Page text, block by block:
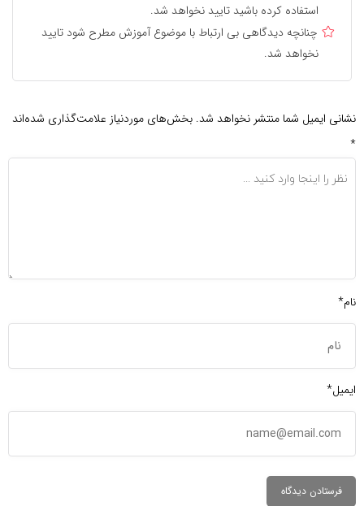
استفاده کرده باشید تایید نخواهد شد.
چنانچه دیدگاهی بی ارتباط با موضوع آموزش مطرح شود تایید
نخواهد شد.
نشانی ایمیل شما منتشر نخواهد شد. بخش‌های موردنیاز علامت‌گذاری شده‌اند
*
نام*
ایمیل*